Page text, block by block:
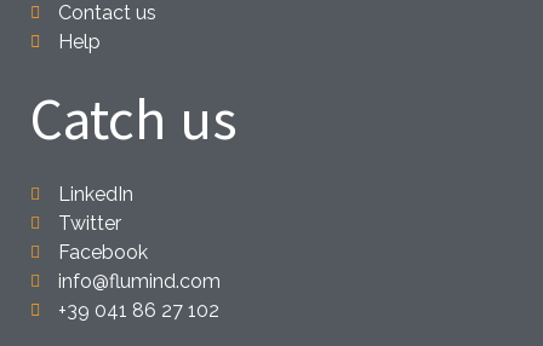
Contact us
Help
Catch us
LinkedIn
Twitter
Facebook
info@flumind.com
+39 041 86 27 102